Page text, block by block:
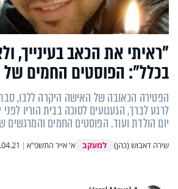
"ראיתי את הכאב בעינייך,
בכלל": הפוסטים החמים של
הפטירה הכאובה של האישה היקרה ללבו,
לרגע לברך, הגעגועים לסוכה בבית הוריו
יום הולדת ועוד. הפוסטים החמים והמרגשים
שירה דאבוש (כהן) למעקב א' אייר התשפ"א |